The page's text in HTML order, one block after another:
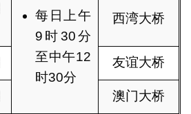
每日上午
9时30分
至中午12
时30分
西湾大桥
友谊大桥
澳门大桥